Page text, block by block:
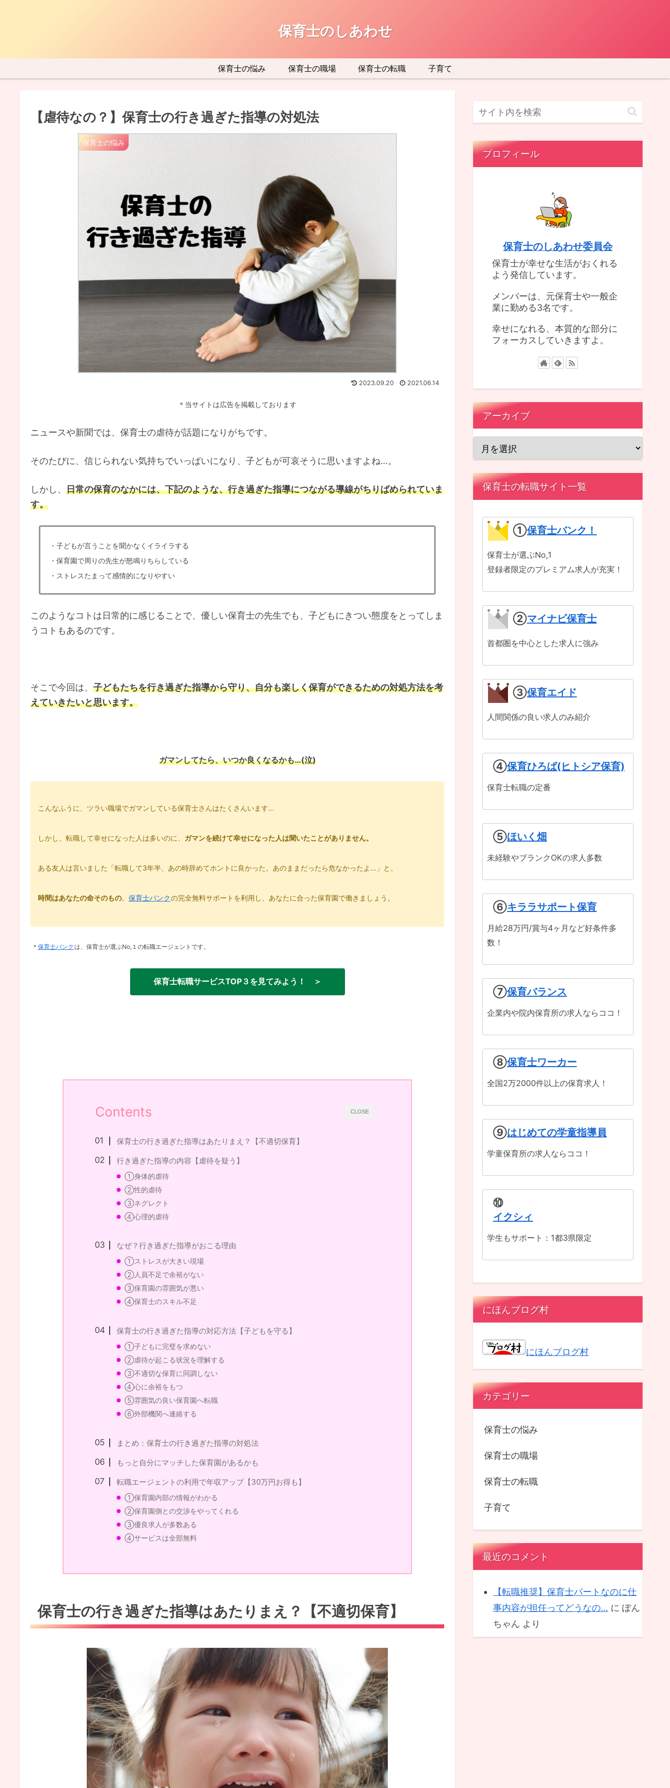
保育士のしあわせ
保育士の悩み 保育士の職場 保育士の転職 子育て
【虐待なの？】保育士の行き過ぎた指導の対処法
保育士の悩み
2023.09.20 2021.06.14
＊当サイトは広告を掲載しております
ニュースや新聞では、保育士の虐待が話題になりがちです。
そのたびに、信じられない気持ちでいっぱいになり、子どもが可哀そうに思いますよね…。
しかし、 日常の保育のなかには、下記のような、行き過ぎた指導につながる導線がちりばめられていま
す。
・子どもが言うことを聞かなくイライラする
・保育園で周りの先生が怒鳴りちらしている
・ストレスたまって感情的になりやすい
このようなコトは日常的に感じることで、優しい保育士の先生でも、子どもにきつい態度をとってしま
うコトもあるのです。
そこで今回は、 子どもたちを行き過ぎた指導から守り、自分も楽しく保育ができるための対処方法を考
えていきたいと思います。
ガマンしてたら、いつか良くなるかも…(泣)
こんなふうに、ツラい職場でガマンしている保育士さんはたくさんいます…
しかし、転職して幸せになった人は多いのに、 ガマンを続けて幸せになった人は聞いたことがありません。
ある友人は言いました 「転職して3年半、あの時辞めてホントに良かった。あのままだったら危なかったよ…」と。
時間はあなたの命そのもの。 保育士バンクの完全無料サポートを利用し、あなたに合った保育園で働きましょう。
＊ 保育士バンク は、保育士が選ぶNo,１の転職エージェントです。
保育士転職サービスTOP３を見てみよう！ ＞
CLOSE
Contents
保育士の行き過ぎた指導はあたりまえ？【不適切保育】
行き過ぎた指導の内容【虐待を疑う】
①身体的虐待
②性的虐待
③ネグレクト
④心理的虐待
なぜ？行き過ぎた指導がおこる理由
①ストレスが大きい現場
②人員不足で余裕がない
③保育園の雰囲気が悪い
④保育士のスキル不足
保育士の行き過ぎた指導の対応方法【子どもを守る】
①子どもに完璧を求めない
②虐待が起こる状況を理解する
③不適切な保育に同調しない
④心に余裕をもつ
⑤雰囲気の良い保育園へ転職
⑥外部機関へ連絡する
まとめ：保育士の行き過ぎた指導の対処法
もっと自分にマッチした保育園があるかも
転職エージェントの利用で年収アップ【30万円お得も】
①保育園内部の情報がわかる
②保育園側との交渉をやってくれる
③優良求人が多数ある
④サービスは全部無料
保育士の行き過ぎた指導はあたりまえ？【不適切保育】
プロフィール
保育士のしあわせ委員会
保育士が幸せな生活がおくれる
よう発信しています。
メンバーは、元保育士や一般企
業に勤める3名です。
幸せになれる、本質的な部分に
フォーカスしていきますよ。
アーカイブ
保育士の転職サイト一覧
①保育士バンク！
保育士が選ぶNo,1
登録者限定のプレミアム求人が充実！
②マイナビ保育士
首都圏を中心とした求人に強み
③保育エイド
人間関係の良い求人のみ紹介
④保育ひろば(ヒトシア保育)
保育士転職の定番
⑤ほいく畑
未経験やブランクOKの求人多数
⑥キララサポート保育
月給28万円/賞与4ヶ月など好条件多
数！
⑦保育バランス
企業内や院内保育所の求人ならココ！
⑧保育士ワーカー
全国2万2000件以上の保育求人！
⑨はじめての学童指導員
学童保育所の求人ならココ！
⑩
イクシィ
学生もサポート：1都3県限定
にほんブログ村
にほんブログ村
カテゴリー
保育士の悩み
保育士の職場
保育士の転職
子育て
最近のコメント
【転職推奨】保育士パートなのに仕
事内容が担任ってどうなの… に ぽん
ちゃん より